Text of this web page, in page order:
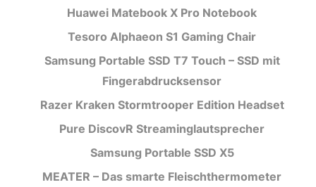
Huawei Matebook X Pro Notebook
Tesoro Alphaeon S1 Gaming Chair
Samsung Portable SSD T7 Touch – SSD mit
Fingerabdrucksensor
Razer Kraken Stormtrooper Edition Headset
Pure DiscovR Streaminglautsprecher
Samsung Portable SSD X5
MEATER – Das smarte Fleischthermometer